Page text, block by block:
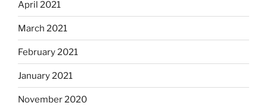
April 2021
March 2021
February 2021
January 2021
November 2020